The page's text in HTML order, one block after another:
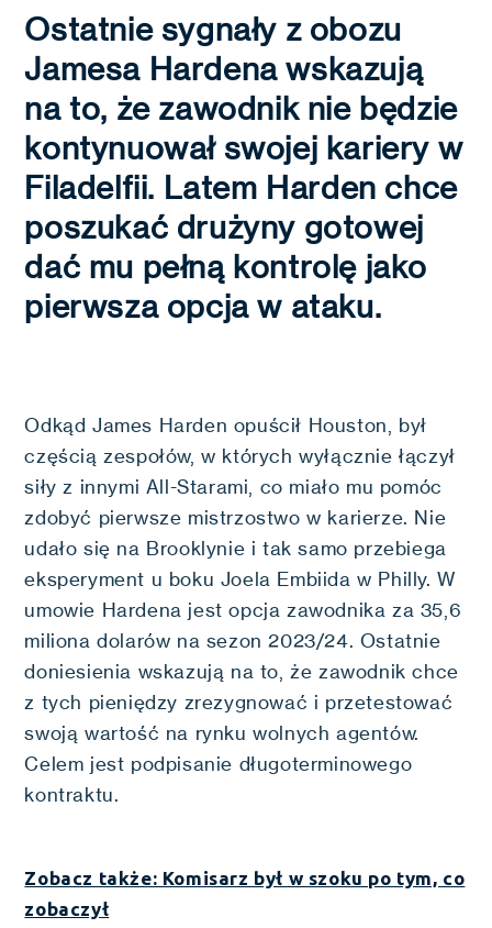
Ostatnie sygnały z obozu
Jamesa Hardena wskazują
na to, że zawodnik nie będzie
kontynuował swojej kariery w
Filadelfii. Latem Harden chce
poszukać drużyny gotowej
dać mu pełną kontrolę jako
pierwsza opcja w ataku.
Odkąd James Harden opuścił Houston, był
częścią zespołów, w których wyłącznie łączył
siły z innymi All-Starami, co miało mu pomóc
zdobyć pierwsze mistrzostwo w karierze. Nie
udało się na Brooklynie i tak samo przebiega
eksperyment u boku Joela Embiida w Philly. W
umowie Hardena jest opcja zawodnika za 35,6
miliona dolarów na sezon 2023/24. Ostatnie
doniesienia wskazują na to, że zawodnik chce
z tych pieniędzy zrezygnować i przetestować
swoją wartość na rynku wolnych agentów.
Celem jest podpisanie długoterminowego
kontraktu.
Zobacz także: Komisarz był w szoku po tym, co
zobaczył